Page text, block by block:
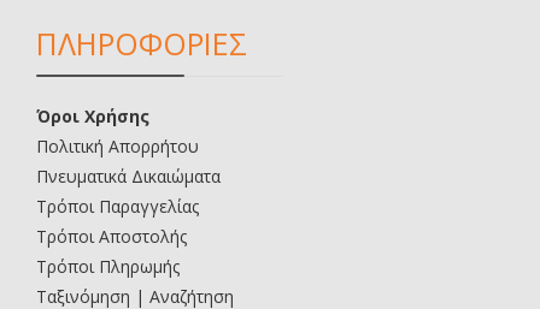
ΠΛΗΡΟΦΟΡΙΕΣ
Όροι Χρήσης
Πολιτική Απορρήτου
Πνευματικά Δικαιώματα
Τρόποι Παραγγελίας
Τρόποι Αποστολής
Τρόποι Πληρωμής
Ταξινόμηση | Αναζήτηση